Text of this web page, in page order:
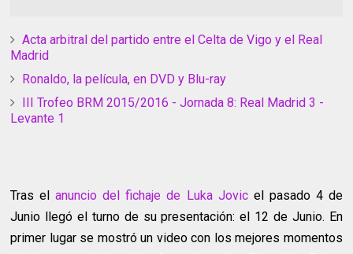
Acta arbitral del partido entre el Celta de Vigo y el Real
Madrid
Ronaldo, la película, en DVD y Blu-ray
III Trofeo BRM 2015/2016 - Jornada 8: Real Madrid 3 -
Levante 1
Tras elanuncio del fichaje de Luka Jovicel pasado 4 de
Junio llegó el turno de su presentación: el 12 de Junio. En
primer lugar se mostró un video con los mejores momentos